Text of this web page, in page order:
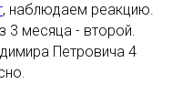
, наблюдаем реакцию.
3 месяца - второй.
Петровича 4